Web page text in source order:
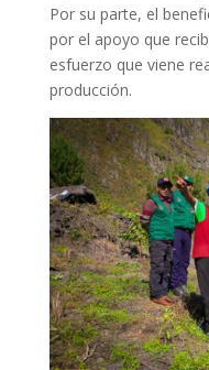
Por su parte, el
por el apoyo que
esfuerzo que viene
producción.